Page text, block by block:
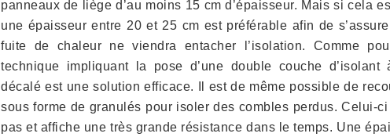
panneaux de liège d’au moins 15 cm d’épaisseur. Mais si cela
une épaisseur entre 20 et 25 cm est préférable afin de
fuite de chaleur ne viendra entacher l’isolation. Comme
technique impliquant la pose d’une double couche d’isolant
décalé est une solution efficace. Il est de même possible de
sous forme de granulés pour isoler des combles perdus. Celui-
pas et affiche une très grande résistance dans le temps. Une